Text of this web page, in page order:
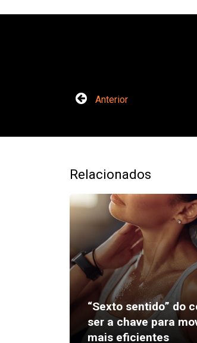
Anterior
Relacionados
“Sexto sentido” do
ser a chave para
mais eficientes